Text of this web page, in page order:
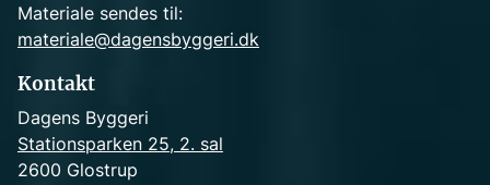
Materiale sendes til:
materiale@dagensbyggeri.dk
Kontakt
Dagens Byggeri
Stationsparken 25, 2. sal
2600 Glostrup